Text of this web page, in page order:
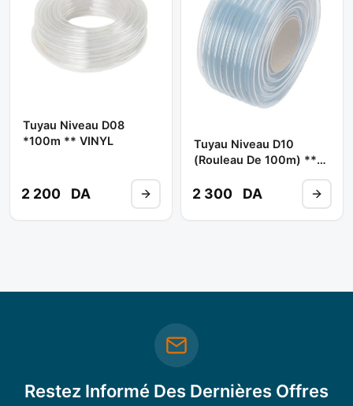
Tuyau Niveau D08
*100m ** VINYL
2 200 DA
Tuyau Niveau D10
(rouleau De 100m) **
2 300 DA
Restez Informé Des Dernières Offres